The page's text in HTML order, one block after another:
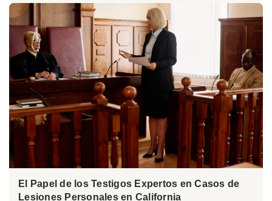
El Papel de los Testigos Expertos en Casos de
Lesiones Personales en California